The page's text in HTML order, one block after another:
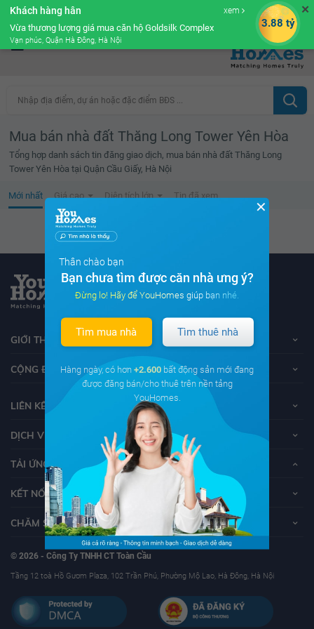
Cộng đồng Môi giới bPRO
Nhập địa điểm, dự án hoặc đặc điểm BĐS ...
Mua bán nhà đất Thăng Long Tower Yên Hòa
Tổng hợp danh sách tin đăng giao dịch, mua bán nhà đất Thăng Long
Tower Yên Hòa tại Quận Cầu Giấy, Hà Nội
Mới nhất Giá cao Diện tích lớn Tin đã xem
Không tìm thấy tin bất động sản nào
GIỚI THIỆU VỀ YOUHOMES
CỘNG ĐỒNG YOUHOMERS
LIÊN KẾT
DỊCH VỤ KHÁCH HÀNG
TẢI ỨNG DỤNG YOUHOMES
KẾT NỐI VỚI YOUHOMES
CHĂM SÓC KHÁCH HÀNG
© 2026 - Công Ty TNHH CT Toàn Cầu
Tầng 12 toà Hồ Gươm Plaza, 102 Trần Phú, Phường Mộ Lao, Hà Đông, Hà Nội
✕
Thân chào bạn
Bạn chưa tìm được căn nhà ưng ý?
Đừng lo! Hãy để YouHomes giúp bạn nhé.
Tìm mua nhà Tìm thuê nhà
Hàng ngày, có hơn +2.600 bất động sản mới đang
được đăng bán/cho thuê trên nền tảng
YouHomes.
✕
Khách hàng hân xem
Vừa thương lượng giá mua căn hộ Goldsilk Complex
Vạn phúc, Quận Hà Đông, Hà Nội
3.88 tỷ